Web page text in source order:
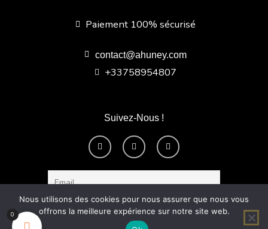
Suivez-Nous !
F
a
c
b
k
f
I
n
s
a
a
m
Y
o
u
u
Paiement 100% sécurisé
contact@ahuney.com
+33758954807
0
Nous utilisons des cookies pour nous assurer que nous vous
offrons la meilleure expérience sur notre site web.